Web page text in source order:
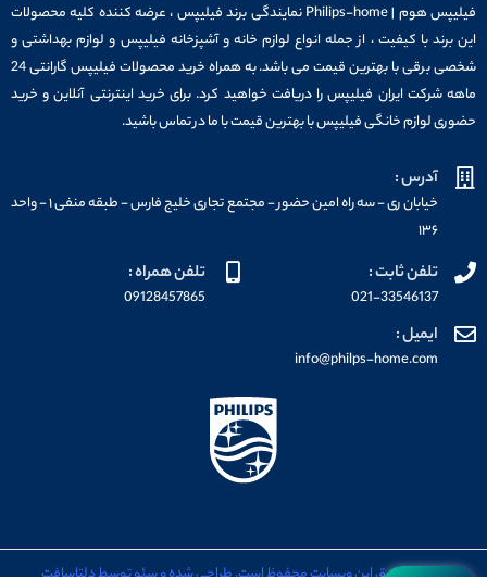
فیلیپس هوم | Philips-home نمایندگی برند فیلیپس ، عرضه کننده کلیه محصولات
این برند با کیفیت ، از جمله انواع لوازم خانه و آشپزخانه فیلیپس و لوازم بهداشتی و
شخصی برقی با بهترین قیمت می باشد. به همراه خرید محصولات فیلیپس گارانتی 24
ماهه شرکت ایران فیلیپس را دریافت خواهید کرد. برای خرید اینترنتی آنلاین و خرید
حضوری لوازم خانگی فیلیپس با بهترین قیمت با ما در تماس باشید.
آدرس :
خیابان ری - سه راه امین حضور - مجتمع تجاری خلیج فارس - طبقه منفی ۱ - واحد
۱۳۶
تلفن ثابت :
021-33546137
تلفن همراه :
09128457865
ایمیل :
info@philps-home.com